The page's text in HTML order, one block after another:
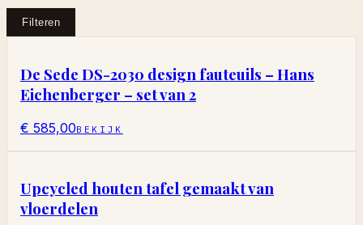
Filteren
De Sede DS-2030 design fauteuils – Hans
Eichenberger – set van 2
€ 585,00BEKIJK
Upcycled houten tafel gemaakt van
vloerdelen